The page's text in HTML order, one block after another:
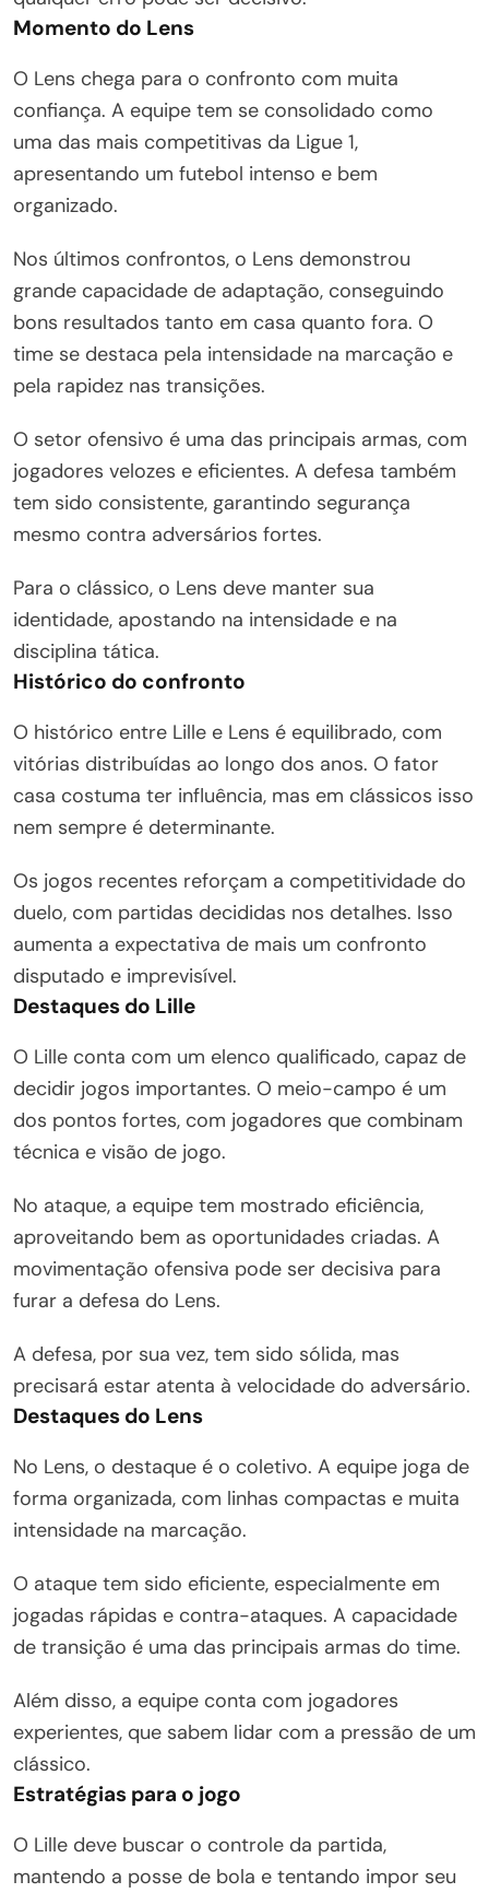
Momento do Lens
O Lens chega para o confronto com muita
confiança. A equipe tem se consolidado como
uma das mais competitivas da Ligue 1,
apresentando um futebol intenso e bem
organizado.
Nos últimos confrontos, o Lens demonstrou
grande capacidade de adaptação, conseguindo
bons resultados tanto em casa quanto fora. O
time se destaca pela intensidade na marcação e
pela rapidez nas transições.
O setor ofensivo é uma das principais armas, com
jogadores velozes e eficientes. A defesa também
tem sido consistente, garantindo segurança
mesmo contra adversários fortes.
Para o clássico, o Lens deve manter sua
identidade, apostando na intensidade e na
disciplina tática.
Histórico do confronto
O histórico entre Lille e Lens é equilibrado, com
vitórias distribuídas ao longo dos anos. O fator
casa costuma ter influência, mas em clássicos isso
nem sempre é determinante.
Os jogos recentes reforçam a competitividade do
duelo, com partidas decididas nos detalhes. Isso
aumenta a expectativa de mais um confronto
disputado e imprevisível.
Destaques do Lille
O Lille conta com um elenco qualificado, capaz de
decidir jogos importantes. O meio-campo é um
dos pontos fortes, com jogadores que combinam
técnica e visão de jogo.
No ataque, a equipe tem mostrado eficiência,
aproveitando bem as oportunidades criadas. A
movimentação ofensiva pode ser decisiva para
furar a defesa do Lens.
A defesa, por sua vez, tem sido sólida, mas
precisará estar atenta à velocidade do adversário.
Destaques do Lens
No Lens, o destaque é o coletivo. A equipe joga de
forma organizada, com linhas compactas e muita
intensidade na marcação.
O ataque tem sido eficiente, especialmente em
jogadas rápidas e contra-ataques. A capacidade
de transição é uma das principais armas do time.
Além disso, a equipe conta com jogadores
experientes, que sabem lidar com a pressão de um
clássico.
Estratégias para o jogo
O Lille deve buscar o controle da partida,
mantendo a posse de bola e tentando impor seu